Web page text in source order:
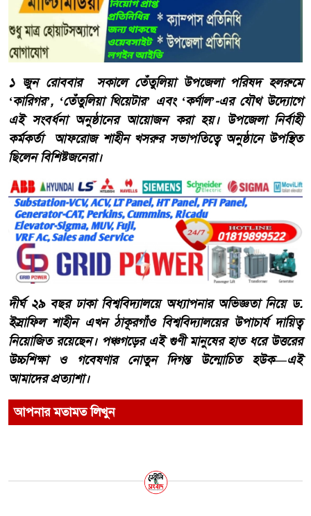
১ জুন রোববার সকালে তেঁতুলিয়া উপজেলা পরিষদ হলরুমে
‘কারিগর’, ‘তেঁতুলিয়া থিয়েটার’ এবং ‘কর্ণাল’-এর যৌথ উদ্যোগে
এই সংবর্ধনা অনুষ্ঠানের আয়োজন করা হয়। উপজেলা নির্বাহী
কর্মকর্তা আফরোজ শাহীন খসরুর সভাপতিত্বে অনুষ্ঠানে উপস্থিত
ছিলেন বিশিষ্টজনেরা।
দীর্ঘ ২৯ বছর ঢাকা বিশ্ববিদ্যালয়ে অধ্যাপনার অভিজ্ঞতা নিয়ে ড.
ইস্রাফিল শাহীন এখন ঠাকূরগাঁও বিশ্ববিদ্যালয়ের উপাচার্য দায়িত্ব
নিয়োজিত রয়েছেন। পঞ্চগড়ের এই গুণী মানুষের হাত ধরে উত্তরের
উচ্চশিক্ষা ও গবেষণার নোতুন দিগন্ত উন্মোচিত হউক—এই
আমাদের প্রত্যাশা।
আপনার মতামত লিখুন